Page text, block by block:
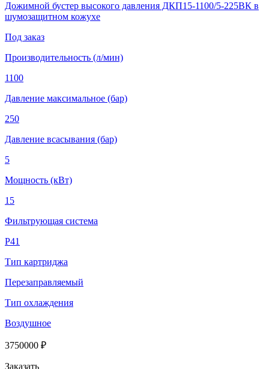
Дожимной бустер высокого давления ДКП15-1100/5-225ВК в
шумозащитном кожухе
Под заказ
Производительность (л/мин)
1100
Давление максимальное (бар)
250
Давление всасывания (бар)
5
Мощность (кВт)
15
Фильтрующая система
Р41
Тип картриджа
Перезаправляемый
Тип охлаждения
Воздушное
3750000 ₽
Заказать